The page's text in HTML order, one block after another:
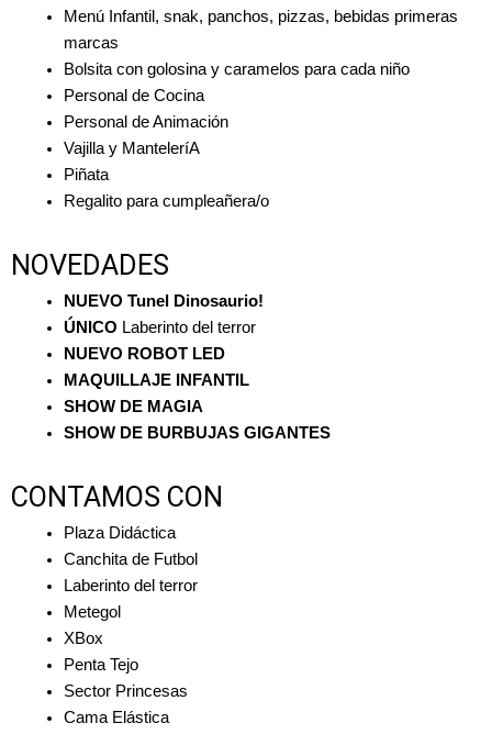
Menú Infantil, snak, panchos, pizzas, bebidas primeras
marcas
Bolsita con golosina y caramelos para cada niño
Personal de Cocina
Personal de Animación
Vajilla y ManteleríA
Piñata
Regalito para cumpleañera/o
NOVEDADES
NUEVO Tunel Dinosaurio!
ÚNICO Laberinto del terror
NUEVO ROBOT LED
MAQUILLAJE INFANTIL
SHOW DE MAGIA
SHOW DE BURBUJAS GIGANTES
CONTAMOS CON
Plaza Didáctica
Canchita de Futbol
Laberinto del terror
Metegol
XBox
Penta Tejo
Sector Princesas
Cama Elástica